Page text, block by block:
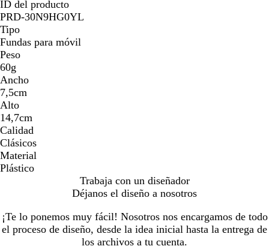
ID del producto
PRD-30N9HG0YL
Tipo
Fundas para móvil
Peso
60g
Ancho
7,5cm
Alto
14,7cm
Calidad
Clásicos
Material
Plástico
Trabaja con un diseñador
Déjanos el diseño a nosotros
¡Te lo ponemos muy fácil! Nosotros nos encargamos de todo
el proceso de diseño, desde la idea inicial hasta la entrega de
los archivos a tu cuenta.